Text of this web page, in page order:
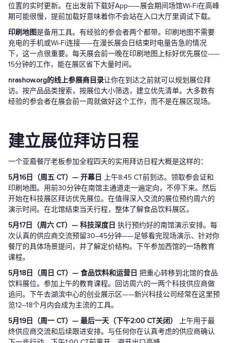
位置的实时更新。在出发前下载好App——展会期间场馆Wi-Fi在高峰
期可能很慢，提前加载好意味着你不会站在入口大厅里调试下载。
印刷地图是备用工具。有经验的参会者两个都带。印刷地图不需要
充电的手机或Wi-Fi连接——在漫长展会日结束时电量告急的情况
下，这一点很重要。每天展会前一晚在印刷地图上标好优先展位——
15分钟的工作，能在展区省下大量时间。
nrashow.org的线上参展商目录让你在到达之前就可以规划展位拜
访。按产品品类搜索，按展位大小筛选，建立优先清单。大多数有
经验的参会者在展会前一周就做好这个工作，而不是在展区现场。
建立展位拜访日程
一个亚裔餐厅老板参加全程四天的实用拜访日程大概是这样的：
5月16日（周五 CT）— 开幕日
上午8:45 CT前到达。领取参会证和
印刷地图。用前30分钟在南馆主通道走一遍定向，不停下来。然后
开始在科技展区拜访优先展位。在值得深入交流的展位预约周六的
演示时间。在北馆结束当天行程，整体了解食品饮料展区。
5月17日（周六 CT）— 科技深度日 执行预约好的南馆演示安排。每
次认真的供应商交流预留30–45分钟——足够看完现场演示、针对你
餐厅的具体场景提问，并了解定价结构。下午参加西馆的一场教育
课程。
5月18日（周日 CT）— 食品饮料和运营日 把重心转移到北馆的食品
饮料展位。参加上午的教育课程。回访周六的一两个科技供应商做
追问。下午去湖滨中心的创业展示区——新兴科技公司经常在这里预
览12–18个月内会成为主流的工具。
5月19日（周一 CT）— 最后一天（下午2:00 CT关闭）
上午用于最
终供应商交流和后续跟进安排。与任何你在认真考虑的供应商确认